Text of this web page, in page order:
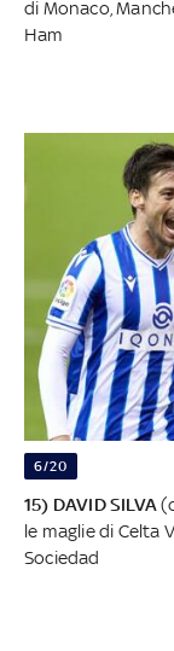
di Monaco,
Ham
6/20
15) DAVID SILVA
le maglie di Celta
Sociedad